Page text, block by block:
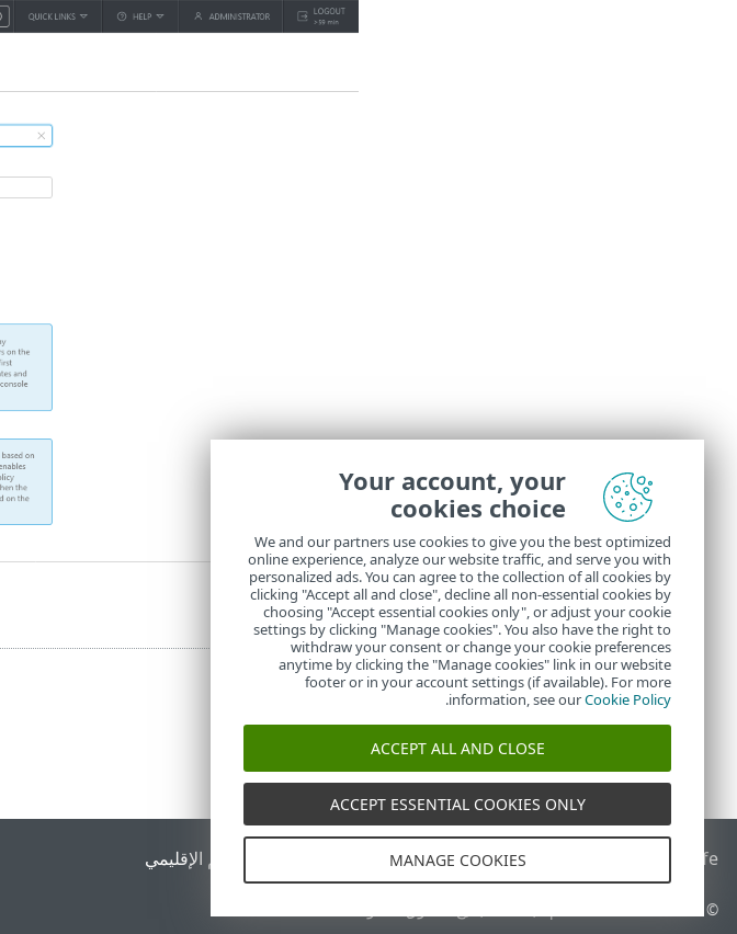
End of Life منتدى ESET ESET Status Portal الدعم الإقليمي
© 1992 - 2026 ESET, spol. s r.o.‎ - جميع الحقوق محفوظة.
Your account, your
cookies choice
We and our partners use cookies to give you the best optimized
online experience, analyze our website traffic, and serve you with
personalized ads. You can agree to the collection of all cookies by
clicking "Accept all and close", decline all non-essential cookies by
choosing "Accept essential cookies only", or adjust your cookie
settings by clicking "Manage cookies". You also have the right to
withdraw your consent or change your cookie preferences
anytime by clicking the "Manage cookies" link in our website
footer or in your account settings (if available). For more
information, see ourCookie Policy
.
ACCEPT ALL AND CLOSE
ACCEPT ESSENTIAL COOKIES ONLY
MANAGE COOKIES